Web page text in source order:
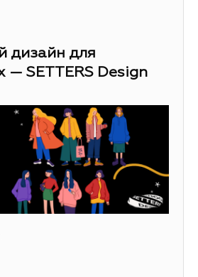
дизайн для
— SETTERS Design